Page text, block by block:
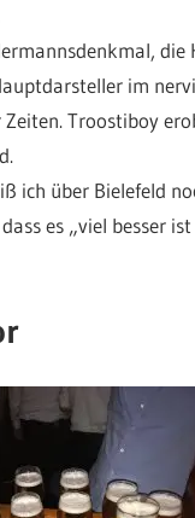
die
im
Troostiboy
ich über Bielefeld
es „viel besser